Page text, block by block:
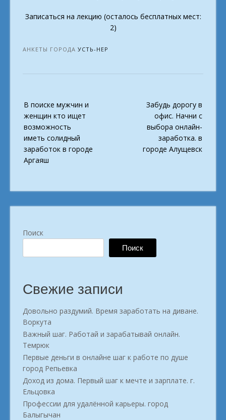
Записаться на лекцию (осталось бесплатных мест:
2)
АНКЕТЫ ГОРОДА УСТЬ-НЕР
navigation
В поиске мужчин и
женщин кто ищет
возможность
иметь солидный
заработок в городе
Аргаяш
Забудь дорогу в
офис. Начни с
выбора онлайн-
заработка. в
городе Алущевск
Поиск
Поиск
Свежие записи
Довольно раздумий. Время заработать на диване.
Воркута
Важный шаг. Работай и зарабатывай онлайн.
Темрюк
Первые деньги в онлайне шаг к работе по душе
город Репьевка
Доход из дома. Первый шаг к мечте и зарплате. г.
Ельцовка
Профессии для удалённой карьеры. город
Балыгычан